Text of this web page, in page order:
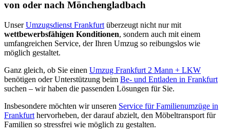
von oder nach Mönchengladbach
UnserUmzugsdienst Frankfurt überzeugt nicht nur mit
wettbewerbsfähigen Konditionen, sondern auch mit einem
umfangreichen Service, der Ihren Umzug so reibungslos wie
möglich gestaltet.
Ganz gleich, ob Sie einen Umzug Frankfurt 2 Mann + LKW
benötigen oder Unterstützung beim Be- und Entladen in Frankfurt
suchen – wir haben die passenden Lösungen für Sie.
Insbesondere möchten wir unseren Service für Familienumzüge in
Frankfurt hervorheben, der darauf abzielt, den Möbeltransport für
Familien so stressfrei wie möglich zu gestalten.